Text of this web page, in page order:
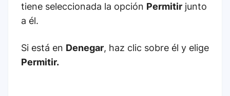
tiene seleccionada la opción Permitir junto
a él.
Si está en Denegar, haz clic sobre él y elige
Permitir.